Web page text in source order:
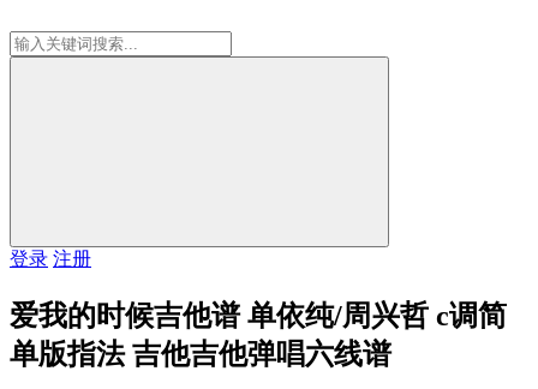
登录 注册
爱我的时候吉他谱 单依纯/周兴哲 c调简
单版指法 吉他吉他弹唱六线谱